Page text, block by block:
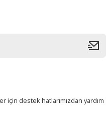
için destek hatlarımızdan yardım